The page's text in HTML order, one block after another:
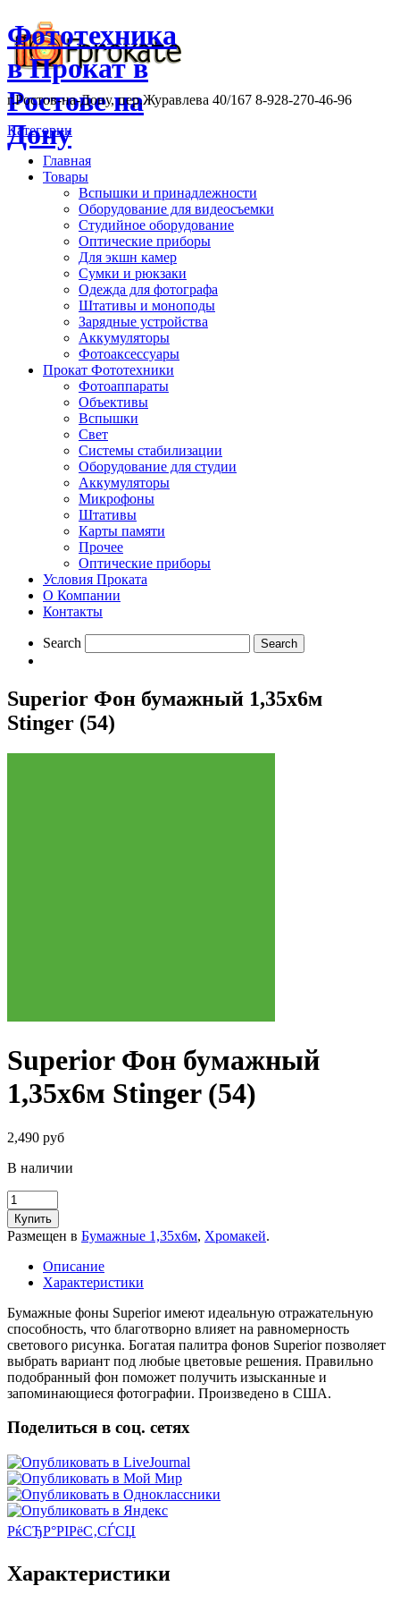
Фототехника
в Прокат в
Ростове на
Дону
г.Ростов-на-Дону, пер.Журавлева 40/167 8-928-270-46-96
Категории
Главная
Товары
Вспышки и принадлежности
Оборудование для видеосъемки
Студийное оборудование
Оптические приборы
Для экшн камер
Сумки и рюкзаки
Одежда для фотографа
Штативы и моноподы
Зарядные устройства
Аккумуляторы
Фотоаксессуары
Прокат Фототехники
Фотоаппараты
Объективы
Вспышки
Свет
Системы стабилизации
Оборудование для студии
Aккумуляторы
Микрофоны
Штативы
Карты памяти
Прочее
Оптические приборы
Условия Проката
О Компании
Контакты
Search
Superior Фон бумажный 1,35х6м
Stinger (54)
Superior Фон бумажный
1,35х6м Stinger (54)
2,490 руб
В наличии
Купить
Размещен в Бумажные 1,35х6м, Хромакей.
Описание
Характеристики
Бумажные фоны Superior имеют идеальную отражательную
способность, что благотворно влияет на равномерность
светового рисунка. Богатая палитра фонов Superior позволяет
выбрать вариант под любые цветовые решения. Правильно
подобранный фон поможет получить изысканные и
запоминающиеся фотографии. Произведено в США.
Поделиться в соц. сетях
РќСЂР°РІРёС‚СЃСЏ
Характеристики